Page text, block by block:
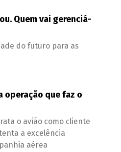
Quem vai gerenciá-
do futuro para as
operação que faz o
o avião como cliente
a excelência
aérea